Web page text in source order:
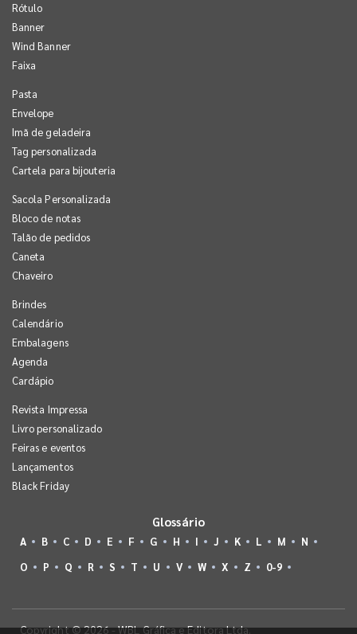
Rótulo
Banner
Wind Banner
Faixa
Pasta
Envelope
Imã de geladeira
Tag personalizada
Cartela para bijouteria
Sacola Personalizada
Bloco de notas
Talão de pedidos
Caneta
Chaveiro
Brindes
Calendário
Embalagens
Agenda
Cardápio
Revista Impressa
Livro personalizado
Feiras e eventos
Lançamentos
Black Friday
Glossário
A B C D E F G H I J K L M
N
O
P Q R S T U V W X Z 0-9
Copyright © 2026 - WBL Gráfica e Editora Ltda.